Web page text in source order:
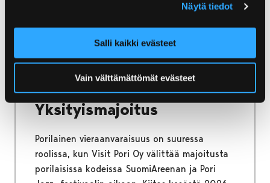
Näytä tiedot
Salli kaikki evästeet
Vain välttämättömät evästeet
Yhteistyö Visit Porin kanssa on ratkaisu!
Majoitu ja nauti Yksityismajoitus
Yksityismajoitus
Porilainen vieraanvaraisuus on suuressa
roolissa, kun Visit Pori Oy välittää majoitusta
porilaisissa kodeissa SuomiAreenan ja Pori